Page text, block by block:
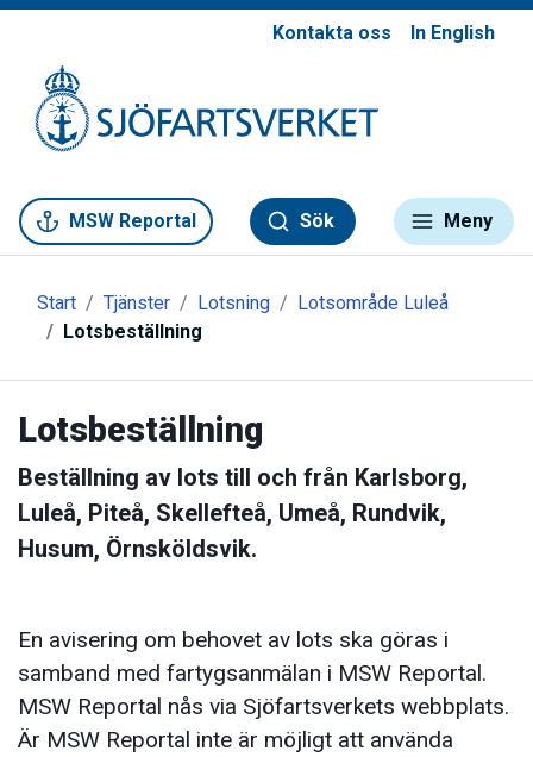
Kontakta oss In English
MSW Reportal Sök Meny
Start Tjänster Lotsning
Lotsområde Luleå
Lotsbeställning
Lotsbeställning
Beställning av lots till och från Karlsborg,
Luleå, Piteå, Skellefteå, Umeå, Rundvik,
Husum, Örnsköldsvik.
En avisering om behovet av lots ska göras i
samband med fartygsanmälan i MSW Reportal.
MSW Reportal nås via Sjöfartsverkets webbplats.
Är MSW Reportal inte är möjligt att använda